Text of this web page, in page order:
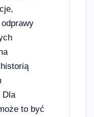
Dla
to być